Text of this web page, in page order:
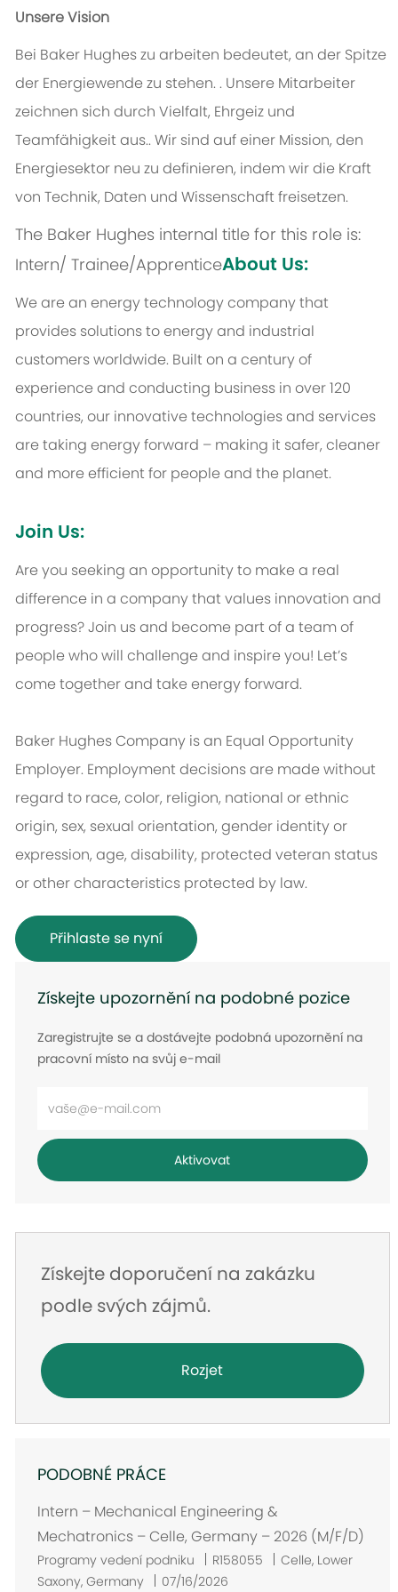
Unsere Vision
Bei Baker Hughes zu arbeiten bedeutet, an der Spitze
der Energiewende zu stehen. . Unsere Mitarbeiter
zeichnen sich durch Vielfalt, Ehrgeiz und
Teamfähigkeit aus.. Wir sind auf einer Mission, den
Energiesektor neu zu definieren, indem wir die Kraft
von Technik, Daten und Wissenschaft freisetzen.
The Baker Hughes internal title for this role is:
Intern/ Trainee/ApprenticeAbout Us:
We are an energy technology company that
provides solutions to energy and industrial
customers worldwide. Built on a century of
experience and conducting business in over 120
countries, our innovative technologies and services
are taking energy forward – making it safer, cleaner
and more efficient for people and the planet.
Join Us:
Are you seeking an opportunity to make a real
difference in a company that values innovation and
progress? Join us and become part of a team of
people who will challenge and inspire you! Let’s
come together and take energy forward.
Baker Hughes Company is an Equal Opportunity
Employer. Employment decisions are made without
regard to race, color, religion, national or ethnic
origin, sex, sexual orientation, gender identity or
expression, age, disability, protected veteran status
or other characteristics protected by law.
Přihlaste se nyní
Získejte upozornění na podobné pozice
Zaregistrujte se a dostávejte podobná upozornění na
pracovní místo na svůj e-mail
mailovou
adresu
Aktivovat
Získejte doporučení na zakázku
podle svých zájmů.
Rozjet
PODOBNÉ PRÁCE
Intern – Mechanical Engineering &
Mechatronics – Celle, Germany – 2026 (M/F/D)
Programy vedení podniku R158055
U
Celle, Lower
Saxony, Germany
07/16/2026